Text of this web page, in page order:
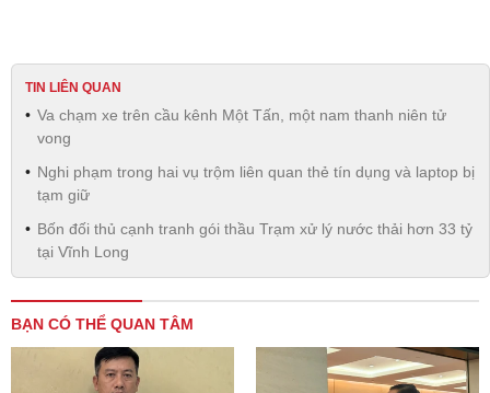
TIN LIÊN QUAN
Va chạm xe trên cầu kênh Một Tấn, một nam thanh niên tử
vong
Nghi phạm trong hai vụ trộm liên quan thẻ tín dụng và laptop bị
tạm giữ
Bốn đối thủ cạnh tranh gói thầu Trạm xử lý nước thải hơn 33 tỷ
tại Vĩnh Long
BẠN CÓ THỂ QUAN TÂM